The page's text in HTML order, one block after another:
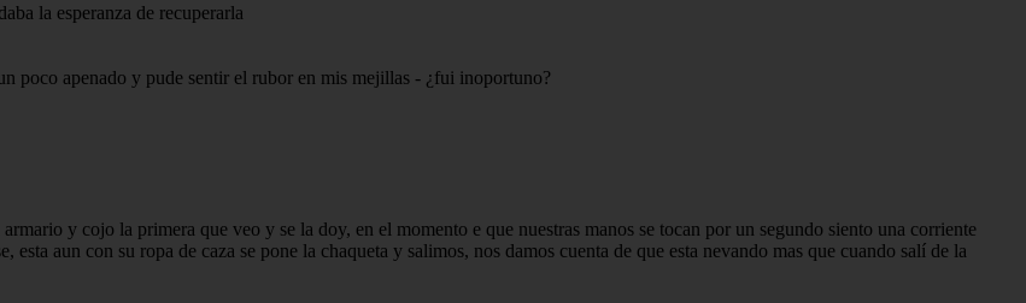
la esperanza de recuperarla
poco apenado y pude sentir el rubor en mis mejillas - ¿fui inoportuno?
y cojo la primera que veo y se la doy, en el momento e que nuestras manos se tocan por un segundo siento una corriente
aun con su ropa de caza se pone la chaqueta y salimos, nos damos cuenta de que esta nevando mas que cuando salí de la